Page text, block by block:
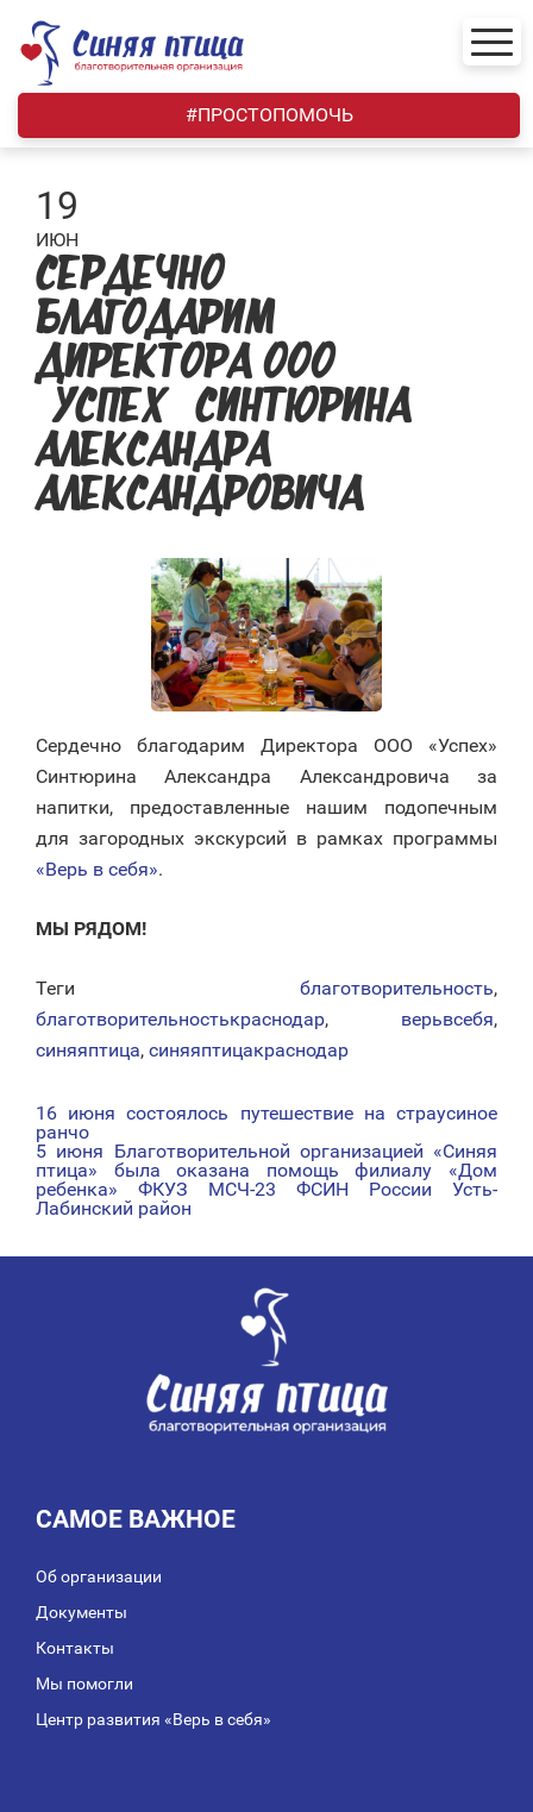
content
#ПРОСТОПОМОЧЬ
19
ИЮН
СЕРДЕЧНО
БЛАГОДАРИМ
ДИРЕКТОРА ООО
«УСПЕХ» СИНТЮРИНА
АЛЕКСАНДРА
АЛЕКСАНДРОВИЧА
Сердечно благодарим Директора ООО «Успех»
Синтюрина Александра Александровича за
напитки, предоставленные нашим подопечным
для загородных экскурсий в рамках программы
«Верь в себя».
МЫ РЯДОМ!
Теги благотворительность,
благотворительностькраснодар, верьвсебя,
синяяптица, синяяптицакраснодар
НАВИГАЦИЯ
ПО
ЗАПИСЯМ
16 июня состоялось путешествие на страусиное
ранчо
5 июня Благотворительной организацией «Синяя
птица» была оказана помощь филиалу «Дом
ребенка» ФКУЗ МСЧ-23 ФСИН России Усть-
Лабинский район
САМОЕ ВАЖНОЕ
Об организации
Документы
Контакты
Мы помогли
Центр развития «Верь в себя»